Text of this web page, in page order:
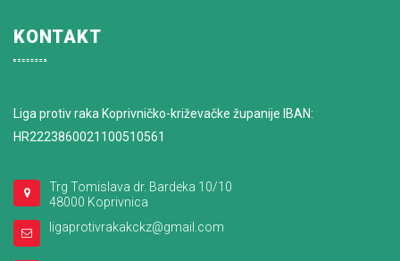
KONTAKT
Liga protiv raka Koprivničko-križevačke županije IBAN:
HR2223860021100510561
Trg Tomislava dr. Bardeka 10/10
48000 Koprivnica
ligaprotivrakakckz@gmail.com